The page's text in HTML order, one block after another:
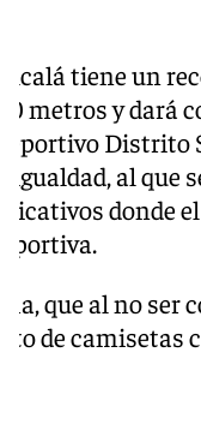
tiene un
metros y dará
igualdad, al que
donde
que al no
de